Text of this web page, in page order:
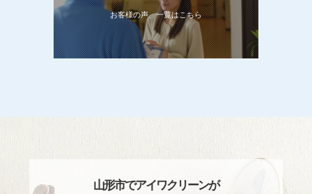
お客様の声、一覧はこちら
山形市でアイワクリーンが